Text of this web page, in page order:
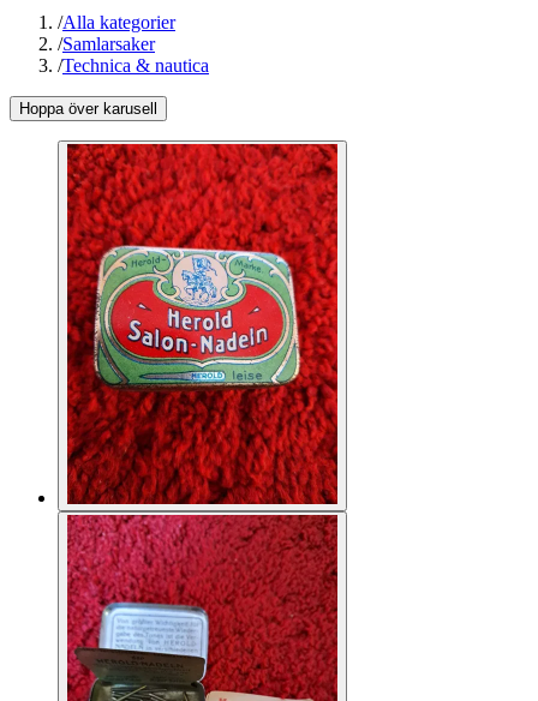
/Alla kategorier
/Samlarsaker
/Technica & nautica
Hoppa över karusell